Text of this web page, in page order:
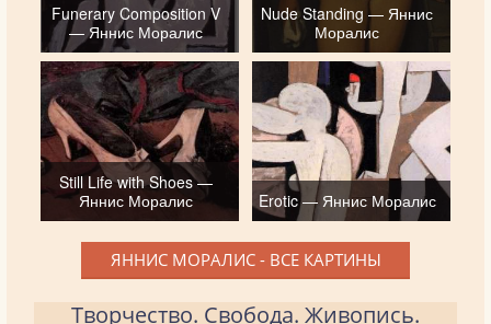
Funerary Composition V
— Яннис Моралис
Nude Standing — Яннис
Моралис
Still Life with Shoes —
Яннис Моралис
Erotic — Яннис Моралис
ЯННИС МОРАЛИС - ВСЕ КАРТИНЫ
Творчество. Свобода. Живопись.